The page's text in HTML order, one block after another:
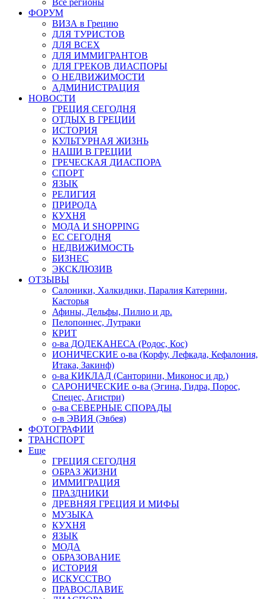
Все регионы
ФОРУМ
ВИЗА в Грецию
ДЛЯ ТУРИСТОВ
ДЛЯ ВСЕХ
ДЛЯ ИММИГРАНТОВ
ДЛЯ ГРЕКОВ ДИАСПОРЫ
О НЕДВИЖИМОСТИ
АДМИНИСТРАЦИЯ
НОВОСТИ
ГРЕЦИЯ СЕГОДНЯ
ОТДЫХ В ГРЕЦИИ
ИСТОРИЯ
КУЛЬТУРНАЯ ЖИЗНЬ
НАШИ В ГРЕЦИИ
ГРЕЧЕСКАЯ ДИАСПОРА
СПОРТ
ЯЗЫК
РЕЛИГИЯ
ПРИРОДА
КУХНЯ
МОДА И SHOPPING
ЕС СЕГОДНЯ
НЕДВИЖИМОСТЬ
БИЗНЕС
ЭКСКЛЮЗИВ
ОТЗЫВЫ
Салоники, Халкидики, Паралия Катерини,
Касторья
Афины, Дельфы, Пилио и др.
Пелопоннес, Лутраки
КРИТ
о-ва ДОДЕКАНЕСА (Родос, Кос)
ИОНИЧЕСКИЕ о-ва (Корфу, Лефкада, Кефалония,
Итака, Закинф)
о-ва КИКЛАД (Санторини, Миконос и др.)
САРОНИЧЕСКИЕ о-ва (Эгина, Гидра, Порос,
Спецес, Агистри)
о-ва СЕВЕРНЫЕ СПОРАДЫ
о-в ЭВИЯ (Эвбея)
ФОТОГРАФИИ
ТРАНСПОРТ
Еще
ГРЕЦИЯ СЕГОДНЯ
ОБРАЗ ЖИЗНИ
ИММИГРАЦИЯ
ПРАЗДНИКИ
ДРЕВНЯЯ ГРЕЦИЯ И МИФЫ
МУЗЫКА
КУХНЯ
ЯЗЫК
МОДА
ОБРАЗОВАНИЕ
ИСТОРИЯ
ИСКУССТВО
ПРАВОСЛАВИЕ